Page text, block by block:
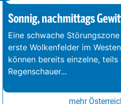
Sonnig, nachmittags
Eine schwache
erste Wolkenfelder im
können bereits einzelne,
Regenschauer...
mehr